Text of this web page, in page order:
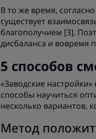
В то же время,
существует
благополучием [3].
дисбаланса и вовремя
5 способов
«Заводские
способы научиться
несколько вариантов,
Метод